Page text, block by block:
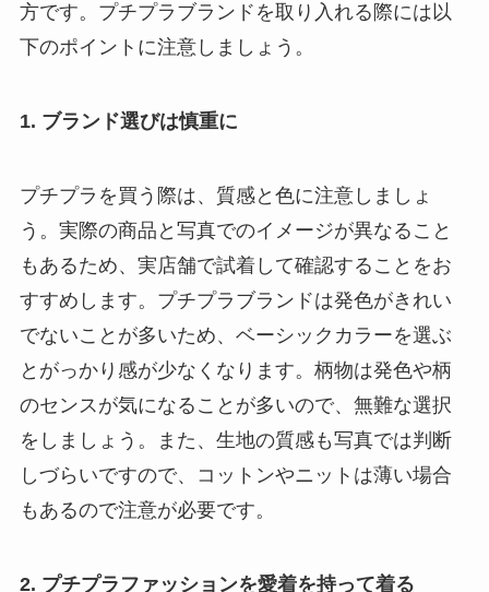
方です。プチプラブランドを取り入れる際には以
下のポイントに注意しましょう。
1. ブランド選びは慎重に
プチプラを買う際は、質感と色に注意しましょ
う。実際の商品と写真でのイメージが異なること
もあるため、実店舗で試着して確認することをお
すすめします。プチプラブランドは発色がきれい
でないことが多いため、ベーシックカラーを選ぶ
とがっかり感が少なくなります。柄物は発色や柄
のセンスが気になることが多いので、無難な選択
をしましょう。また、生地の質感も写真では判断
しづらいですので、コットンやニットは薄い場合
もあるので注意が必要です。
2. プチプラファッションを愛着を持って着る